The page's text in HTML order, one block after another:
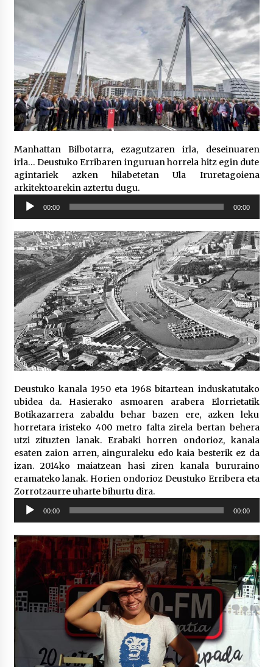
Manhattan Bilbotarra, ezagutzaren irla, deseinuaren
irla… Deustuko Erribaren inguruan horrela hitz egin dute
agintariek azken hilabetetan Ula Iruretagoiena
arkitektoarekin aztertu dugu.
Soinu
erreproduzigailua
00:00 00:00
Deustuko kanala 1950 eta 1968 bitartean induskatutako
ubidea da. Hasierako asmoaren arabera Elorrietatik
Botikazarrera zabaldu behar bazen ere, azken leku
horretara iristeko 400 metro falta zirela bertan behera
utzi zituzten lanak. Erabaki horren ondorioz, kanala
esaten zaion arren, ainguraleku edo kaia besterik ez da
izan. 2014ko maiatzean hasi ziren kanala bururaino
eramateko lanak. Horien ondorioz Deustuko Erribera eta
Zorrotzaurre uharte bihurtu dira.
Soinu
erreproduzigailua
00:00 00:00